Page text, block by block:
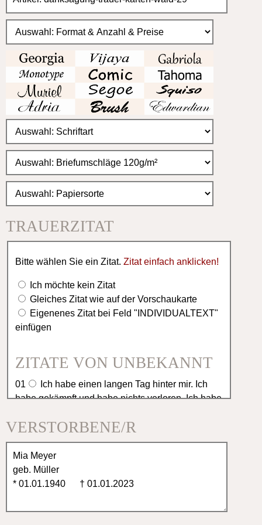
TRAUERZITAT
Bitte wählen Sie ein Zitat. Zitat einfach anklicken!
Ich möchte kein Zitat
Gleiches Zitat wie auf der Vorschaukarte
Eigenenes Zitat bei Feld "INDIVIDUALTEXT"
einfügen
ZITATE VON UNBEKANNT
01
Ich habe einen langen Tag hinter mir. Ich
habe gekämpft und habe nichts verloren. Ich habe
ausruhen in deinen Armen.
02
Es ist schwer einen geliebten Menschen zu
verlieren, aber es ist tröstlich, so viel Anteilnahme
zu erfahren.
03
Menschen die wir lieben, bleiben für immer,
VERSTORBENE/R